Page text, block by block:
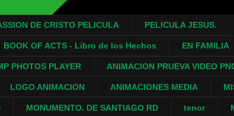
DE CRISTO PELICULA PELICULA JESUS.
BOOK OF ACTS - Libro de los Hechos EN FAMILIA
PHOTOS PLAYER ANIMACION PRUEVA VIDEO
LOGO ANIMACION ANIMACIONES MEDIA
MONUMENTO. DE SANTIAGO RD tenor